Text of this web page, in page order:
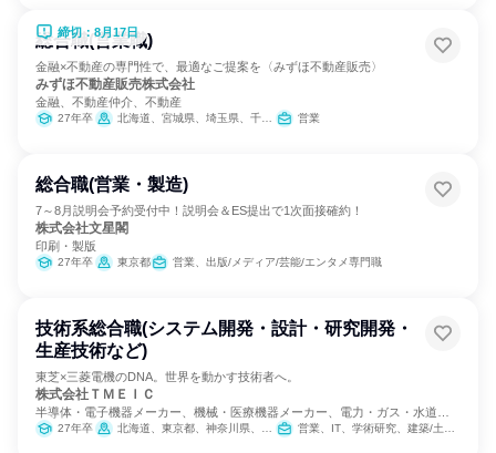
締切：8月17日
総合職(営業職)
金融×不動産の専門性で、最適なご提案を〈みずほ不動産販売〉
みずほ不動産販売株式会社
金融、不動産仲介、不動産
27年卒 北海道、宮城県、埼玉県、千葉県、東京都、神奈川県、新潟県、愛知県、京都府、大阪府、兵庫県、岡山県、広島県、福岡県 営業
総合職(営業・製造)
7～8月説明会予約受付中！説明会＆ES提出で1次面接確約！
株式会社文星閣
印刷・製版
27年卒 東京都 営業、出版/メディア/芸能/エンタメ専門職
技術系総合職(システム開発・設計・研究開発・
生産技術など)
東芝×三菱電機のDNA。世界を動かす技術者へ。
株式会社ＴＭＥＩＣ
半導体・電子機器メーカー、機械・医療機器メーカー、電力・ガス・水道・
エネルギー
27年卒 北海道、東京都、神奈川県、愛知県、兵庫県、長崎県 営業、IT、学術研究、建築/土木/プラント専門職、製造・生産工程